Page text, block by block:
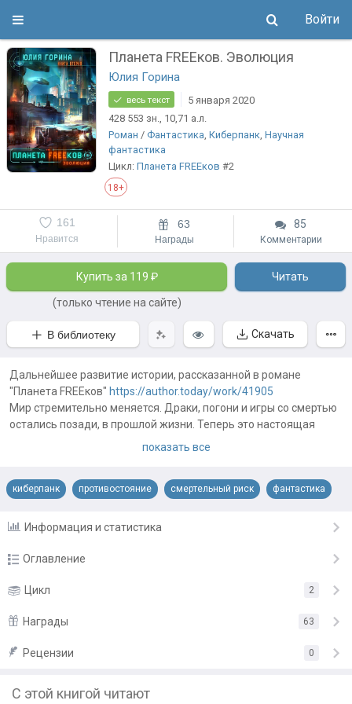
Войти
Планета FREEков. Эволюция
Юлия Горина
весь текст
5 января 2020
428 553 зн., 10,71 а.л.
Роман / Фантастика, Киберпанк, Научная
фантастика
Цикл: Планета FREEков #2
18+
Нравится
161 63
Награды
85
Комментарии
Купить за 119 ₽
(только чтение на сайте)
Читать
В библиотеку Скачать
Дальнейшее развитие истории, рассказанной в романе
"Планета FREEков" https://author.today/work/41905
Мир стремительно меняется. Драки, погони и игры со смертью
остались позади, в прошлой жизни. Теперь это настоящая
Автор обложки TheRealDesigner
показать все
киберпанк противостояние смертельный риск фантастика
Информация и статистика
Оглавление
Пролог 15.10.19
Глава 1 23.10.19
Глава 2 24.10.19
Цикл 2
Награды 63
«Очень увлекательно!»
Рецензии 0
С этой книгой читают